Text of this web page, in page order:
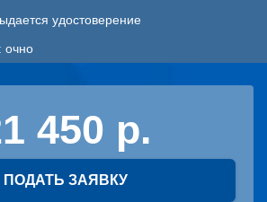
удостоверение
очно
450
ПОДАТЬ ЗАЯВКУ